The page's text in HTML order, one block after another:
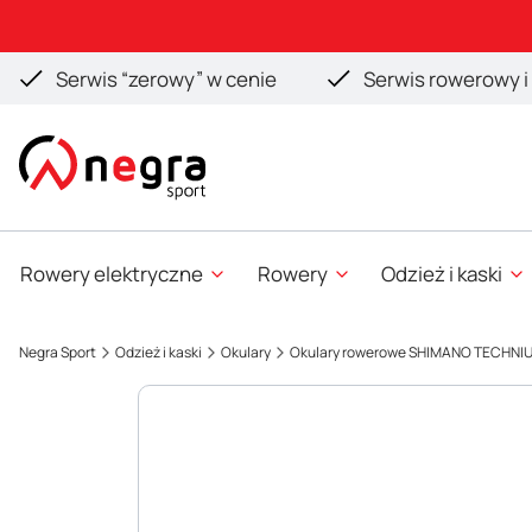
Serwis “zerowy” w cenie Serwis rowerowy
Rowery elektryczne Rowery Odzież i kaski
Negra Sport Odzież i kaski Okulary Okulary rowerowe SHIMANO